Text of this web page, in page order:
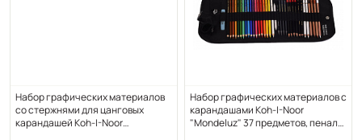
Набор графических материалов
со стержнями для цанговых
карандашей Koh-I-Noor
Набор графических материалов с
карандашами Koh-I-Noor
"Mondeluz" 37 предметов, пенал-